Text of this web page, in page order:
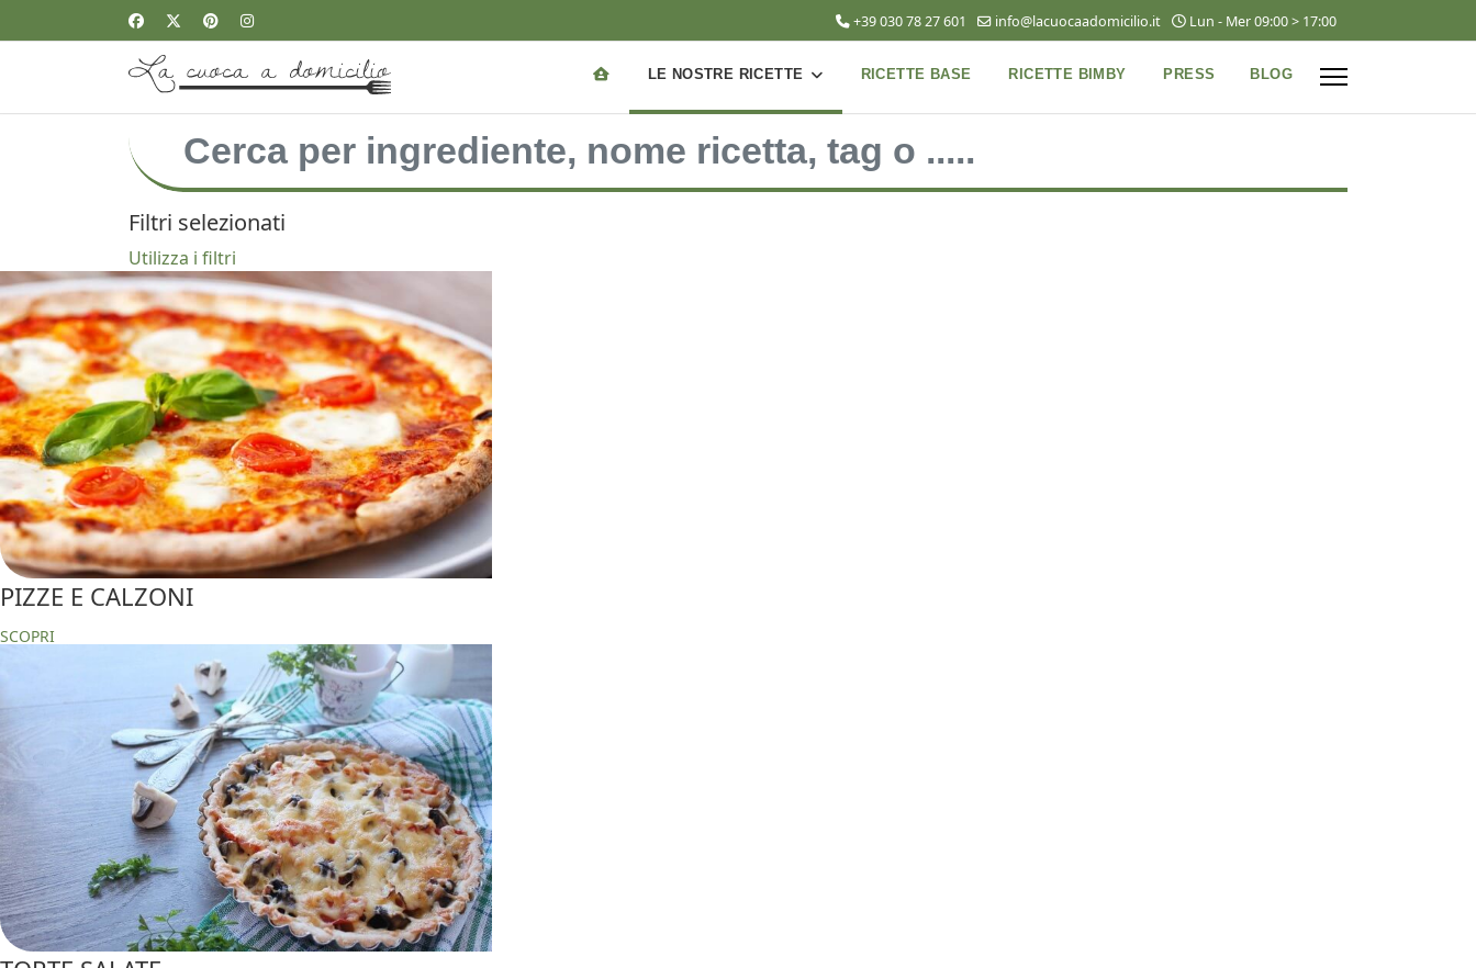
+39 030 78 27 601 info@lacuocaadomicilio.it Lun - Mer 09:00 > 17:00
LE NOSTRE RICETTE RICETTE BASE RICETTE BIMBY PRESS BLOG
Filtri selezionati
Utilizza i filtri
PIZZE E CALZONI
SCOPRI